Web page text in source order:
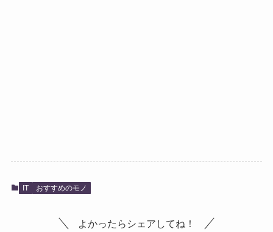
IT おすすめのモノ
よかったらシェアしてね！